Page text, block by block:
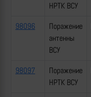
НРТК ВСУ
98096
Поражение
антенны
ВСУ
98097
Поражение
НРТК ВСУ